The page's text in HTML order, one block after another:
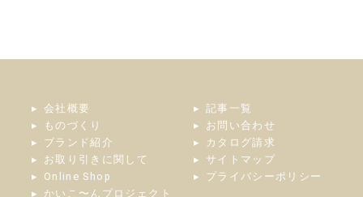
会社概要
ものづくり
ブランド紹介
お取り引きに関して
Online Shop
かいこ〜んプロジェクト
記事一覧
お問い合わせ
カタログ請求
サイトマップ
プライバシーポリシー